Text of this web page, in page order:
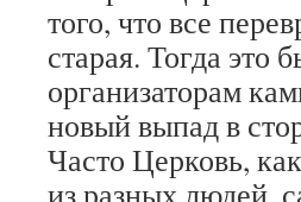
того, что все
старая. Тогда
организаторам
новый выпад в
Часто Церковь,
из разных людей,